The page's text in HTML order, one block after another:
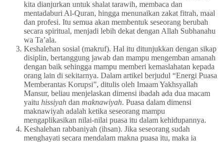
kita dianjurkan untuk shalat tarawih, membaca dan
mentadaburi Al-Quran, hingga menunaikan zakat fitrah, maal
dan profesi. Itu semua akan membentuk seseorang berubah
secara spiritual, menjadi lebih dekat dengan Allah Subhanahu
wa Ta’ala.
Keshalehan sosial (makruf). Hal itu ditunjukkan dengan sikap
disiplin, bertanggung jawab dan mampu mengemban amanah
dengan baik sehingga mampu memberi kemaslahatan kepada
orang lain di sekitarnya. Dalam artikel berjudul “Energi Puasa
Memberantas Korupsi”, ditulis oleh Imaam Yakhsyallah
Mansur, beliau menjelaskan dimensi ibadah ada dua macam
yaitu hissiyah dan maknawiyah. Puasa dalam dimensi
maknawiyah adalah ketika seseorang mampu
mengaplikasikan nilai-nilai puasa itu dalam kehidupannya.
Keshalehan rabbaniyah (ihsan). Jika seseorang sudah
menghayati secara mendalam makna puasa itu, maka ia